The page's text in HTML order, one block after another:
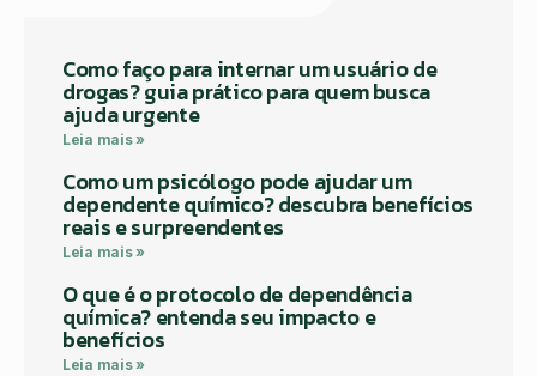
Como faço para internar um usuário de
drogas? guia prático para quem busca
ajuda urgente
Leia mais »
Como um psicólogo pode ajudar um
dependente químico? descubra benefícios
reais e surpreendentes
Leia mais »
O que é o protocolo de dependência
química? entenda seu impacto e
benefícios
Leia mais »